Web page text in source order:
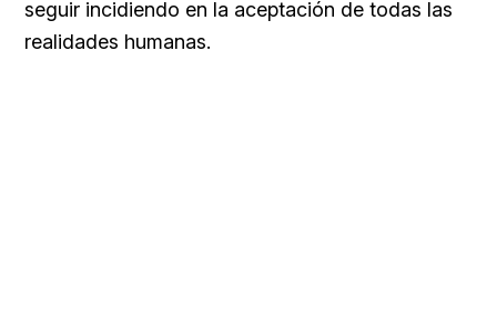
seguir incidiendo en la aceptación de todas las
realidades humanas.